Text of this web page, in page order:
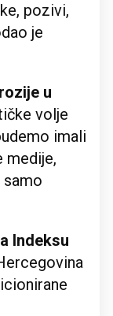
pozivi,
je
u
volje
imali
medije,
Indeksu